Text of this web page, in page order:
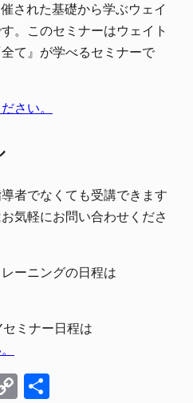
された基礎から学ぶウェイ
。このセミナーはウェイト
て』が学べるセミナーで
さい。
者でなくても受講できます
気軽にお問い合わせくださ
ーニングの日程は
セミナー日程は
Copy